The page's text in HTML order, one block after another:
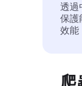
透過
保護
效能
爬